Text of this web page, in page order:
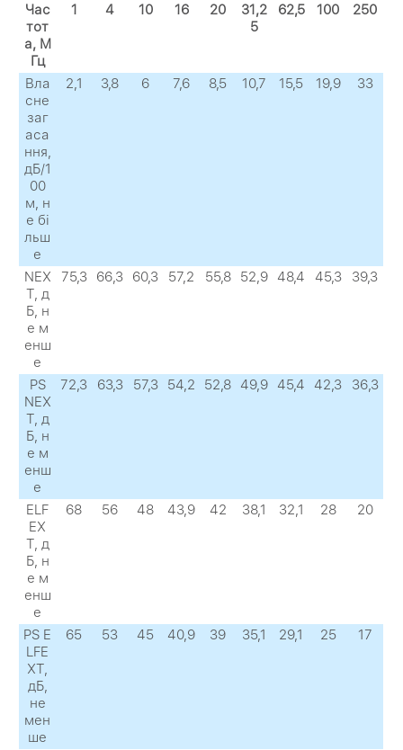
Час
тот
а, М
Гц
1 4 10 16 20
31,2
5
62,5 100 250
Вла
сне
заг
аса
ння,
дБ/1
00
м, н
е бі
льш
е
2,1 3,8 6 7,6 8,5 10,7 15,5 19,9 33
NEX
Т, д
Б, н
е м
енш
е
75,3 66,3 60,3 57,2 55,8 52,9 48,4 45,3 39,3
PS
NEX
Т, д
Б, н
е м
енш
е
72,3 63,3 57,3 54,2 52,8 49,9 45,4 42,3 36,3
ELF
EX
Т, д
Б, н
е м
енш
е
68 56 48 43,9 42 38,1 32,1 28 20
PS E
LFE
XТ,
дБ,
не
мен
ше
65 53 45 40,9 39 35,1 29,1 25 17